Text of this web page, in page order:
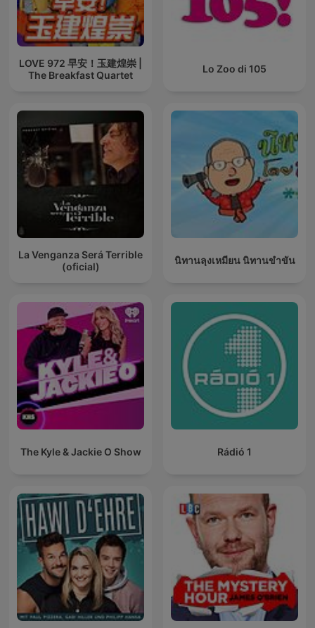
LOVE 972 早安！玉建煌崇 |
The Breakfast Quartet
Lo Zoo di 105
La Venganza Será Terrible
(oficial)
นิทานลุงเหมียน นิทานขำขัน
The Kyle & Jackie O Show Rádió 1